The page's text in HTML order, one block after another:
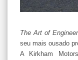
The Art of
seu mais ousado
A
Kirkham